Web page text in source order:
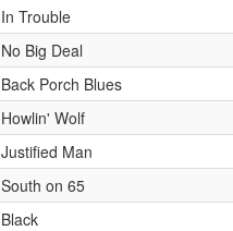
In Trouble
No Big Deal
Back Porch Blues
Howlin' Wolf
Justified Man
South on 65
Black